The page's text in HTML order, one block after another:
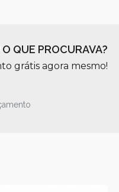
QUE PROCURAVA?
grátis agora mesmo!